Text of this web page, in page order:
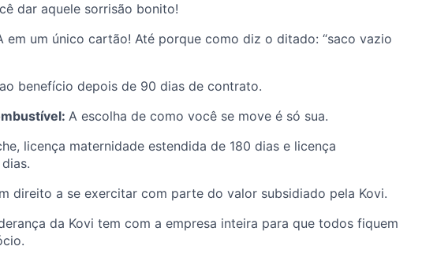
dar aquele sorrisão bonito!
em um único cartão! Até porque como diz o ditado: “saco vazio
benefício depois de 90 dias de contrato.
A escolha de como você se move é só sua.
licença maternidade estendida de 180 dias e licença
direito a se exercitar com parte do valor subsidiado pela Kovi.
da Kovi tem com a empresa inteira para que todos fiquem